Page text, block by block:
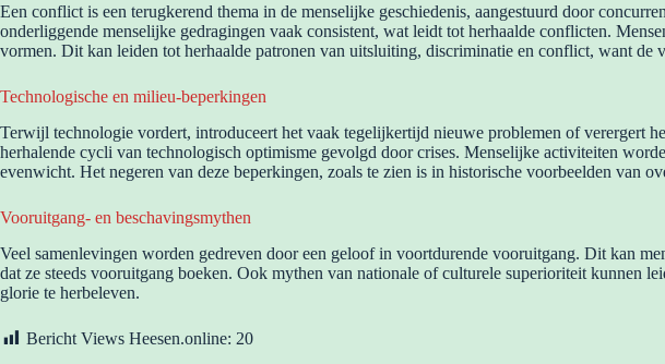
Een conflict is een terugkerend thema in de menselijke geschiedenis, aangestuurd door
onderliggende menselijke gedragingen vaak consistent, wat leidt tot herhaalde conflicten.
vormen. Dit kan leiden tot herhaalde patronen van uitsluiting, discriminatie en conflict, want de
Technologische en milieu-beperkingen
Terwijl technologie vordert, introduceert het vaak tegelijkertijd nieuwe problemen of verergert
herhalende cycli van technologisch optimisme gevolgd door crises. Menselijke activiteiten
evenwicht. Het negeren van deze beperkingen, zoals te zien is in historische voorbeelden van
Vooruitgang- en beschavingsmythen
Veel samenlevingen worden gedreven door een geloof in voortdurende vooruitgang. Dit kan
dat ze steeds vooruitgang boeken. Ook mythen van nationale of culturele superioriteit kunnen
glorie te herbeleven.
Bericht Views Heesen.online: 20